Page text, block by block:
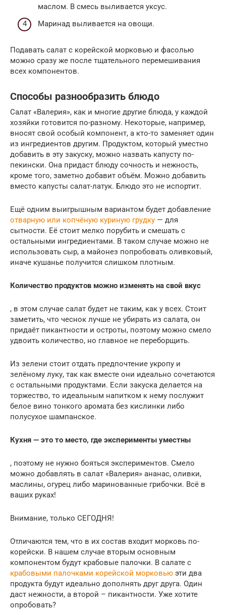
маслом. В смесь выливается уксус.
Маринад выливается на овощи.
Подавать салат с корейской морковью и фасолью
можно сразу же после тщательного перемешивания
всех компонентов.
Способы разнообразить блюдо
Салат «Валерия», как и многие другие блюда, у каждой
хозяйки готовится по-разному. Некоторые, например,
вносят свой особый компонент, а кто-то заменяет один
из ингредиентов другим. Продуктом, который уместно
добавить в эту закуску, можно назвать капусту по-
пекински. Она придаст блюду сочность и нежность,
кроме того, заметно добавит объём. Можно добавить
вместо капусты салат-латук. Блюдо это не испортит.
Ещё одним выигрышным вариантом будет добавление
отварную или копчёную куриную грудку — для
сытности. Её стоит мелко порубить и смешать с
остальными ингредиентами. В таком случае можно не
использовать сыр, а майонез попробовать оливковый,
иначе кушанье получится слишком плотным.
Количество продуктов можно изменять на свой вкус
, в этом случае салат будет не таким, как у всех. Стоит
заметить, что чеснок лучше не убирать из салата, он
придаёт пикантности и остроты, поэтому можно смело
удвоить количество, но главное не переборщить.
Из зелени стоит отдать предпочтение укропу и
зелёному луку, так как вместе они идеально сочетаются
с остальными продуктами. Если закуска делается на
торжество, то идеальным напитком к нему послужит
белое вино тонкого аромата без кислинки либо
полусухое шампанское.
Кухня — это то место, где эксперименты уместны
, поэтому не нужно бояться экспериментов. Смело
можно добавлять в салат «Валерия» ананас, оливки,
маслины, огурец либо маринованные грибочки. Всё в
ваших руках!
Внимание, только СЕГОДНЯ!
Отличаются тем, что в их состав входит морковь по-
корейски. В нашем случае вторым основным
компонентом будут крабовые палочки. В салате с
крабовыми палочками корейской морковью эти два
продукта будут идеально дополнять друг друга. Один
даст нежности, а второй – пикантности. Уже хотите
опробовать?